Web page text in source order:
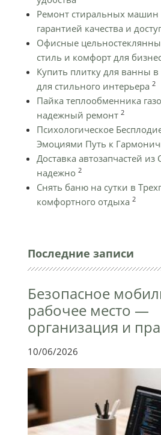
Ремонт стиральных машин
гарантией качества и
Офисные
стиль и комфорт для
Купить плитку для ванны
для стильного интерьера 2
Пайка теплообменника
надежный ремонт 2
Психологическое
Эмоциями Путь к
Доставка автозапчастей
надежно 2
Снять баню на сутки в
комфортного отдыха 2
Последние записи
Безопасное
рабочее место —
организация и
10/06/2026